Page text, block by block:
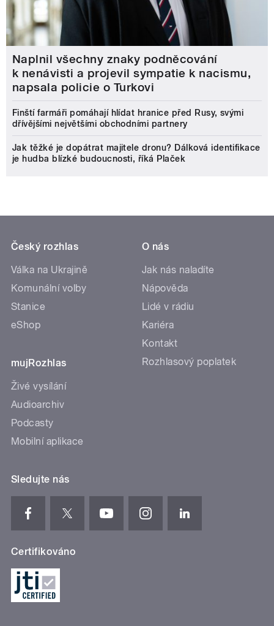
Naplnil všechny znaky podněcování
k nenávisti a projevil sympatie k nacismu,
napsala policie o Turkovi
Finští farmáři pomáhají hlídat hranice před Rusy, svými
dřívějšími největšími obchodními partnery
Jak těžké je dopátrat majitele dronu? Dálková identifikace
je hudba blízké budoucnosti, říká Plaček
Český rozhlas
Válka na Ukrajině
Komunální volby
Stanice
eShop
mujRozhlas
Živé vysílání
Audioarchiv
Podcasty
Mobilní aplikace
O nás
Jak nás naladíte
Nápověda
Lidé v rádiu
Kariéra
Kontakt
Rozhlasový poplatek
Sledujte nás
Certifikováno